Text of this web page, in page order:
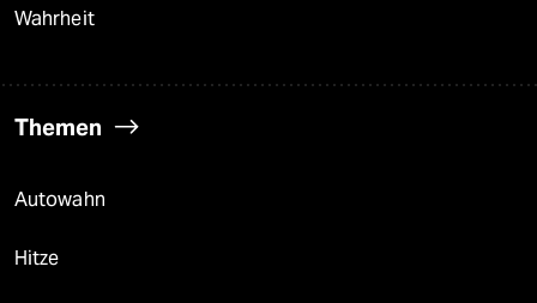
Wahrheit
Themen
Autowahn
Hitze